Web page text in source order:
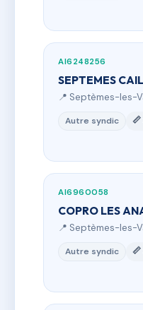
AI6248256
SEPTEMES
📍 Septèmes-les-
Autre syndic
AI6960058
COPRO LES
📍 Septèmes-les-
Autre syndic